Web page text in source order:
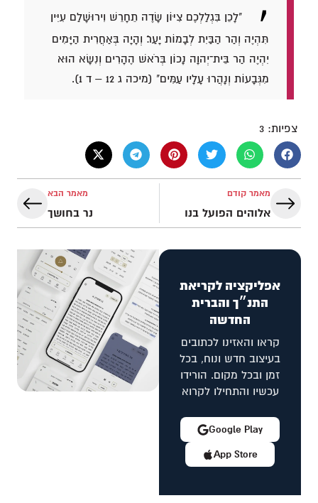
"לָכֵן בִּגְלַלְכֶם צִיּוֹן שָׂדֶה תֵחָרֵשׁ וִירוּשָׁלִַם עִיִּין
תִּהְיֶה וְהַר הַבַּיִת לְבָמוֹת יָעַר׃ וְהָיָה בְּאַחֲרִית הַיָּמִים
יִהְיֶה הַר בֵּית־יְהוָה נָכוֹן בְּרֹאשׁ הֶהָרִים וְנִשָּׂא הוּא
מִגְּבָעוֹת וְנָהֲרוּ עָלָיו עַמִּים" (מיכה ג 12 – ד 1).
צפיות: 3
מאמר קודם
אלוהים הפועל בנו
מאמר הבא
נר בחושך
אפליקציה לקריאת
התנ״ך והברית
החדשה
קראו והאזינו לכתובים
בעיצוב חדש ונוח, בכל
זמן ובכל מקום. הורידו
עכשיו והתחילו לקרוא
App Store
Google Play